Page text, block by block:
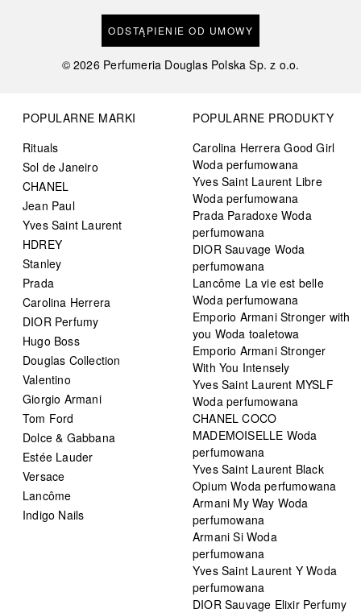
ODSTĄPIENIE OD UMOWY
©2026 Perfumeria Douglas Polska Sp. z o.o.
POPULARNE MARKI
Rituals
Sol de Janeiro
CHANEL
Jean Paul
Yves Saint Laurent
HDREY
Stanley
Prada
Carolina Herrera
DIOR Perfumy
Hugo Boss
Douglas Collection
Valentino
Giorgio Armani
Tom Ford
Dolce & Gabbana
Estée Lauder
Versace
Lancôme
Indigo Nails
POPULARNE PRODUKTY
Carolina Herrera Good Girl
Woda perfumowana
Yves Saint Laurent Libre
Woda perfumowana
Prada Paradoxe Woda
perfumowana
DIOR Sauvage Woda
perfumowana
Lancôme La vie est belle
Woda perfumowana
Emporio Armani Stronger with
you Woda toaletowa
Emporio Armani Stronger
With You Intensely
Yves Saint Laurent MYSLF
Woda perfumowana
CHANEL COCO
MADEMOISELLE Woda
perfumowana
Yves Saint Laurent Black
Opium Woda perfumowana
Armani My Way Woda
perfumowana
Armani Si Woda
perfumowana
Yves Saint Laurent Y Woda
perfumowana
DIOR Sauvage Elixir Perfumy